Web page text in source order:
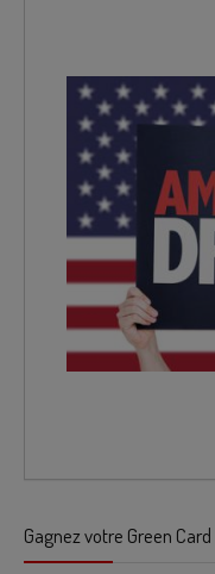
Gagnez votre Green Card